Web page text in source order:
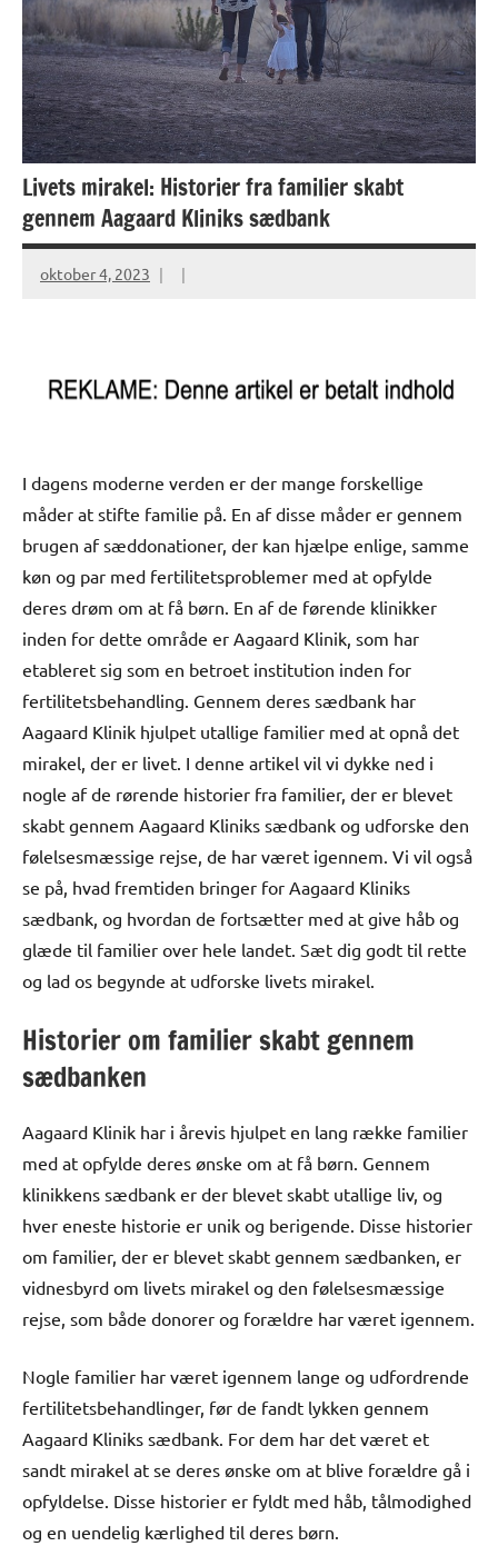
Livets mirakel: Historier fra familier skabt
gennem Aagaard Kliniks sædbank
oktober 4, 2023
I dagens moderne verden er der mange forskellige
måder at stifte familie på. En af disse måder er gennem
brugen af sæddonationer, der kan hjælpe enlige, samme
køn og par med fertilitetsproblemer med at opfylde
deres drøm om at få børn. En af de førende klinikker
inden for dette område er Aagaard Klinik, som har
etableret sig som en betroet institution inden for
fertilitetsbehandling. Gennem deres sædbank har
Aagaard Klinik hjulpet utallige familier med at opnå det
mirakel, der er livet. I denne artikel vil vi dykke ned i
nogle af de rørende historier fra familier, der er blevet
skabt gennem Aagaard Kliniks sædbank og udforske den
følelsesmæssige rejse, de har været igennem. Vi vil også
se på, hvad fremtiden bringer for Aagaard Kliniks
sædbank, og hvordan de fortsætter med at give håb og
glæde til familier over hele landet. Sæt dig godt til rette
og lad os begynde at udforske livets mirakel.
Historier om familier skabt gennem
sædbanken
Aagaard Klinik har i årevis hjulpet en lang række familier
med at opfylde deres ønske om at få børn. Gennem
klinikkens sædbank er der blevet skabt utallige liv, og
hver eneste historie er unik og berigende. Disse historier
om familier, der er blevet skabt gennem sædbanken, er
vidnesbyrd om livets mirakel og den følelsesmæssige
rejse, som både donorer og forældre har været igennem.
Nogle familier har været igennem lange og udfordrende
fertilitetsbehandlinger, før de fandt lykken gennem
Aagaard Kliniks sædbank. For dem har det været et
sandt mirakel at se deres ønske om at blive forældre gå i
opfyldelse. Disse historier er fyldt med håb, tålmodighed
og en uendelig kærlighed til deres børn.